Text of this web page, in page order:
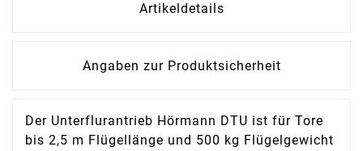
Artikeldetails
Angaben zur Produktsicherheit
Der Unterflurantrieb Hörmann DTU ist für Tore
bis 2,5 m Flügellänge und 500 kg Flügelgewicht